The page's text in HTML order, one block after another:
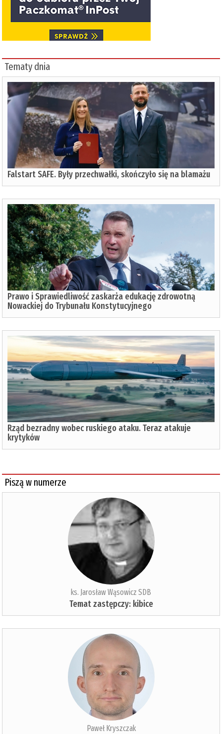
Tematy dnia
Falstart SAFE. Były przechwałki, skończyło się na blamażu
Prawo i Sprawiedliwość zaskarża edukację zdrowotną
Nowackiej do Trybunału Konstytucyjnego
Rząd bezradny wobec ruskiego ataku. Teraz atakuje
krytyków
Piszą w numerze
ks. Jarosław Wąsowicz SDB
Temat zastępczy: kibice
Paweł Kryszczak